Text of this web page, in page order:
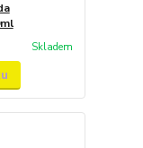
Skladem